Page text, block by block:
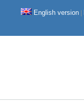
English version